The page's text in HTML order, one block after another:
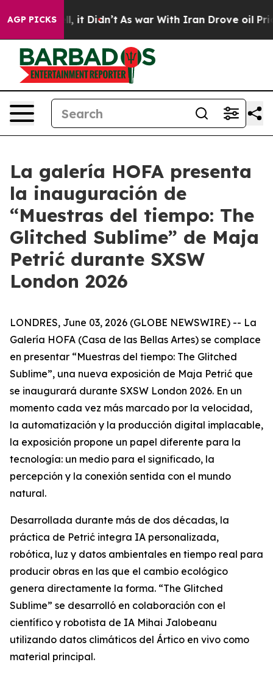
AGP PICKSWell, it Didn’t As war With Iran Drove oil
La galería HOFA presenta
la inauguración de
“Muestras del tiempo: The
Glitched Sublime” de Maja
Petrić durante SXSW
London 2026
LONDRES, June 03, 2026 (GLOBE NEWSWIRE) -- La
Galería HOFA (Casa de las Bellas Artes) se complace
en presentar “Muestras del tiempo: The Glitched
Sublime”, una nueva exposición de Maja Petrić que
se inaugurará durante SXSW London 2026. En un
momento cada vez más marcado por la velocidad,
la automatización y la producción digital implacable,
la exposición propone un papel diferente para la
tecnología: un medio para el significado, la
percepción y la conexión sentida con el mundo
natural.
Desarrollada durante más de dos décadas, la
práctica de Petrić integra IA personalizada,
robótica, luz y datos ambientales en tiempo real para
producir obras en las que el cambio ecológico
genera directamente la forma. “The Glitched
Sublime” se desarrolló en colaboración con el
científico y robotista de IA Mihai Jalobeanu
utilizando datos climáticos del Ártico en vivo como
material principal.